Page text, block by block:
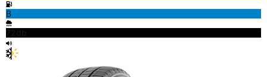
B
72db